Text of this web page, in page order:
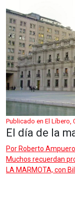
Publicado en El Líbero,
El día de la
Por Roberto Ampuero
Muchos recuerdan
LA MARMOTA, con